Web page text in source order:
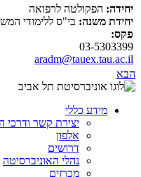
יחידה: הפקולטה לרפואה
יחידת משנה: בי"ס ללימודי
פקס:
03-5303399
aradm@tauex.tau.ac.il
הבא
מידע כללי
יצירת קשר ודרכי
אלפון
דרושים
נהלי האוניברסיטה
מכרזים